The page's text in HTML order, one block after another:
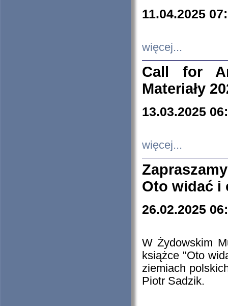
11.04.2025
więcej...
Call for
Materiały
13.03.2025
więcej...
Oto widać i
26.02.2025
W Żydowskim
książce "Oto
ziemiach
Piotr Sadzik.